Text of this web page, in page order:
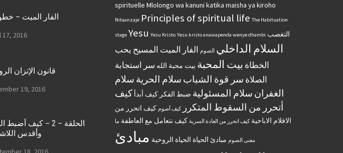
الفار الميت –
17, 2016
قانون الإتزان
19, 2016
الحلقة – 2 – كيف أضبط
وأقدس
spirituelle Mlolongo wa kanuni katika maisha ya kiroho
Nitaanzaje Principles of spiritual life The Habituation
stage Yesu Yesu Kristo Yesu kristo anawapenda wenye dhambi التغصب
السلام الداخلي الصوم الفار الميت المسيح يحب
الخطاة بيت المحبة بيت محبة الله سر استجابة
الصلاة سر قوة الشباب سلام الحرية سلام
الغفران سلام المسئولية ضبط الفكر كيف أبدأكيف
أتحرر من السقوط المتكرر
كيف أصوم كيف اتحرر من
الافلام الاباحية كيف اتحرر من العادة السرية كيف نتعامل مع العاطفة ما
معنى الصوم مبادئ الحياة الحياة الروحية مبادئ